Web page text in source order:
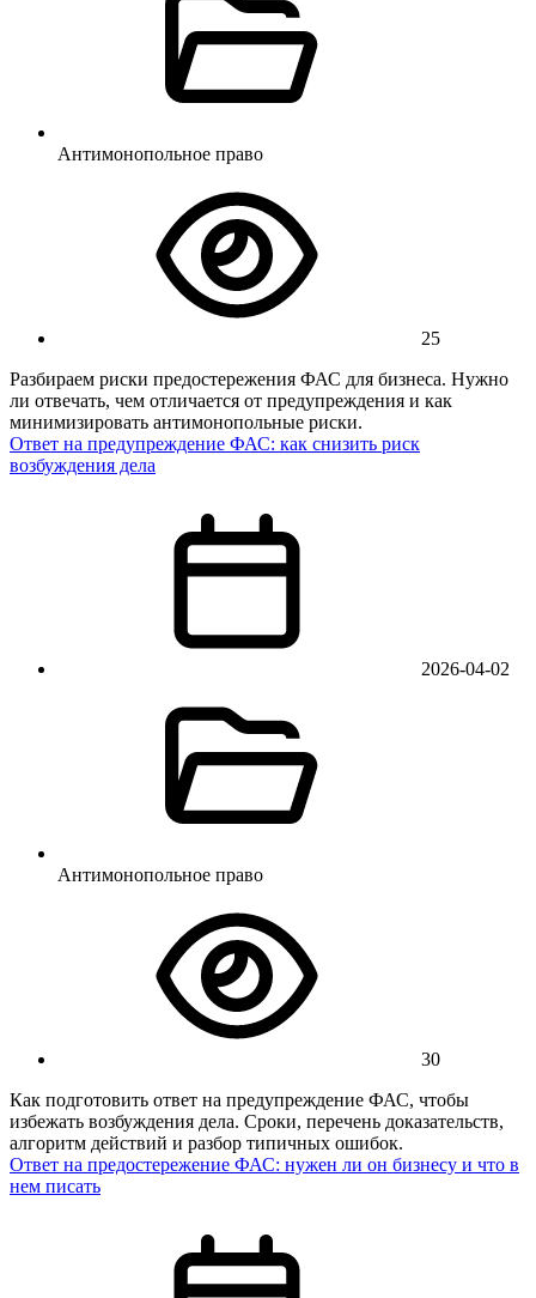
Антимонопольное право
25
Разбираем риски предостережения ФАС для бизнеса. Нужно
ли отвечать, чем отличается от предупреждения и как
минимизировать антимонопольные риски.
Ответ на предупреждение ФАС: как снизить риск
возбуждения дела
2026-04-02
Антимонопольное право
30
Как подготовить ответ на предупреждение ФАС, чтобы
избежать возбуждения дела. Сроки, перечень доказательств,
алгоритм действий и разбор типичных ошибок.
Ответ на предостережение ФАС: нужен ли он бизнесу и что в
нем писать